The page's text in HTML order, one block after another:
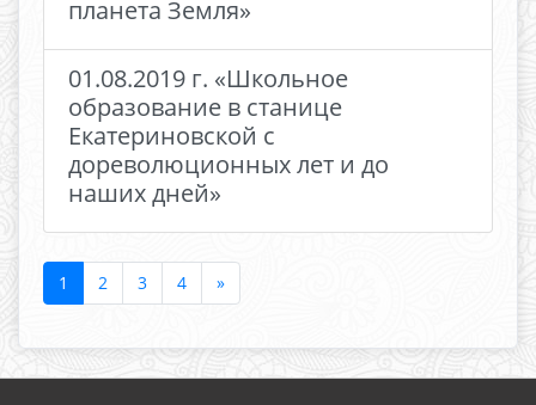
планета Земля»
01.08.2019 г. «Школьное
образование в станице
Екатериновской с
дореволюционных лет и до
наших дней»
1 2 3 4 »